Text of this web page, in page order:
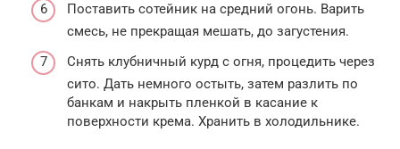
Поставить сотейник на средний огонь. Варить
смесь, не прекращая мешать, до загустения.
Снять клубничный курд с огня, процедить через
сито. Дать немного остыть, затем разлить по
банкам и накрыть пленкой в касание к
поверхности крема. Хранить в холодильнике.